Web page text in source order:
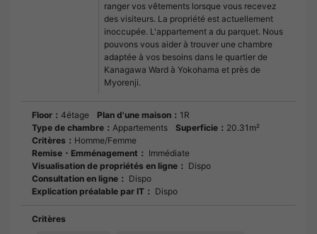
ranger vos vêtements lorsque vous recevez
des visiteurs. La propriété est actuellement
inoccupée. L'appartement a du parquet. Nous
pouvons vous aider à trouver une chambre
adaptée à vos besoins dans le quartier de
Kanagawa Ward à Yokohama et près de
Myorenji.
Floor： 4étage Plan d'une maison： 1R
Type de chambre： Appartements Superficie： 20.31m²
Critères： Homme/Femme
Remise・Emménagement： Immédiate
Visualisation de propriétés en ligne： Dispo
Consultation en ligne： Dispo
Explication préalable par IT： Dispo
Critères